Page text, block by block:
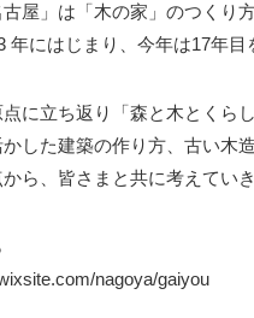
古屋」は「木の家」のつくり
年にはじまり、今年は17年目
に立ち返り「森と木とくら
した建築の作り方、古い木
ら、皆さまと共に考えてい
nagoya/gaiyou